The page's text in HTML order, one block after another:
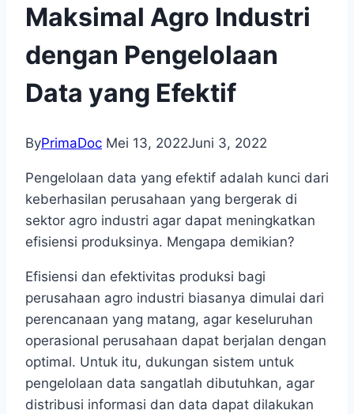
Maksimal Agro Industri
dengan Pengelolaan
Data yang Efektif
ByPrimaDoc Mei 13, 2022Juni 3, 2022
Pengelolaan data yang efektif adalah kunci dari
keberhasilan perusahaan yang bergerak di
sektor agro industri agar dapat meningkatkan
efisiensi produksinya. Mengapa demikian?
Efisiensi dan efektivitas produksi bagi
perusahaan agro industri biasanya dimulai dari
perencanaan yang matang, agar keseluruhan
operasional perusahaan dapat berjalan dengan
optimal. Untuk itu, dukungan sistem untuk
pengelolaan data sangatlah dibutuhkan, agar
distribusi informasi dan data dapat dilakukan